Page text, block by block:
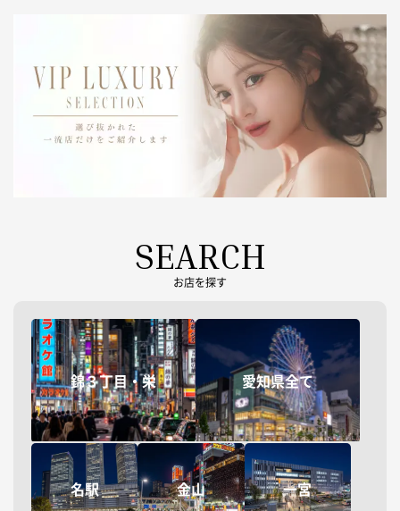
SEARCH
お店を探す
錦３丁目・栄 愛知県全て
名駅 金山 一宮